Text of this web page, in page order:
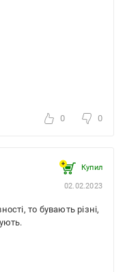
0 0
Купил
02.02.2023
то бувають різні,